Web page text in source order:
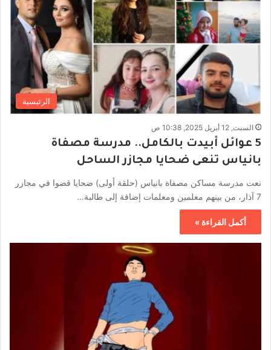
الرئيسية
السبت, 12 أبريل 2025, 10:38 ص
5 عوائل أبيدت بالكامل.. مدرسة مصفاة
بانياس تنعى ضحايا مجازر الساحل
نعت مدرسة مساكن مصفاة بانياس (حلقة أولى) ضحايا قضوا في مجازر
7 آذار، من بينهم معلمين ومعلمات إضافة إلى طالبة…
أكمل القراءة »